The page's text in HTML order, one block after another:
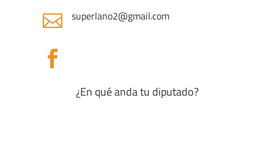
 superlano2@gmail.com

¿En qué anda tu diputado?